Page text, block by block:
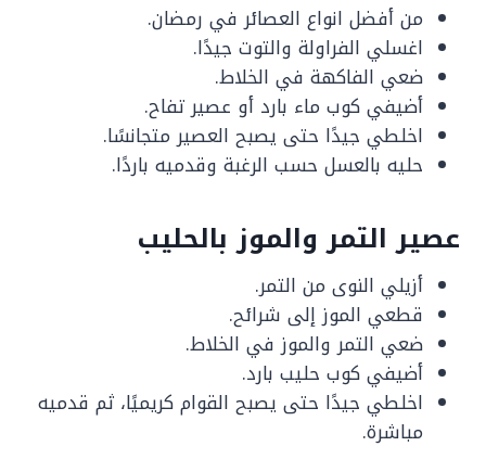
من أفضل انواع العصائر في رمضان.
اغسلي الفراولة والتوت جيدًا.
ضعي الفاكهة في الخلاط.
أضيفي كوب ماء بارد أو عصير تفاح.
اخلطي جيدًا حتى يصبح العصير متجانسًا.
حليه بالعسل حسب الرغبة وقدميه باردًا.
عصير التمر والموز بالحليب
أزيلي النوى من التمر.
قطعي الموز إلى شرائح.
ضعي التمر والموز في الخلاط.
أضيفي كوب حليب بارد.
اخلطي جيدًا حتى يصبح القوام كريميًا، ثم قدميه
مباشرة.